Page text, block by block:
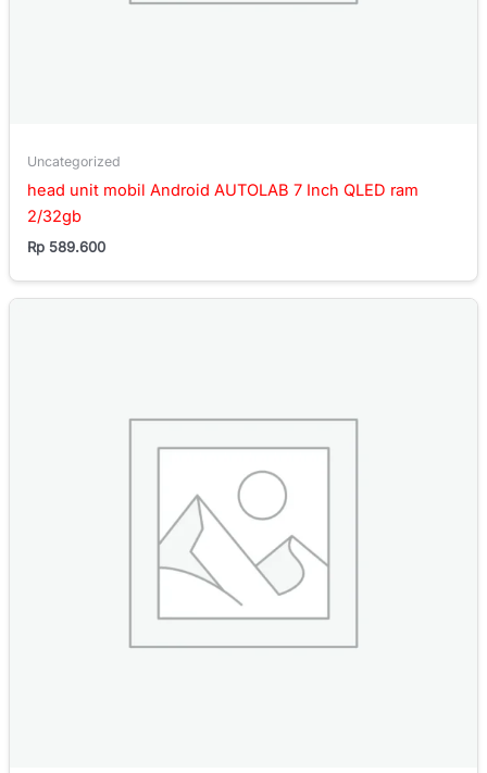
Uncategorized
head unit mobil Android AUTOLAB 7 Inch QLED ram
2/32gb
Rp 589.600